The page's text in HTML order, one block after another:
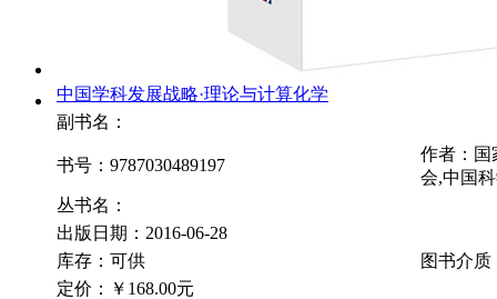
中国学科发展战略·理论与计算化学
副书名：
书号：9787030489197
作者：国
会,中国
丛书名：
出版日期：2016-06-28
库存：可供
图书介质
定价：
￥168.00元